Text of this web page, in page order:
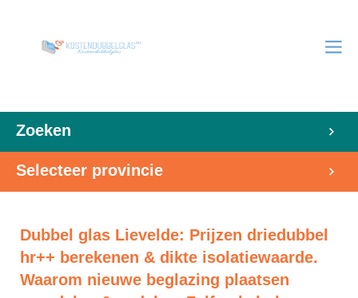
Zoeken
Selecteer provincie
Dubbel glas Lievelde: Prijzen driedubbel
hr++ berekenen & dikte isolatiewaarde.
Waarom nieuwe beglazing plaatsen